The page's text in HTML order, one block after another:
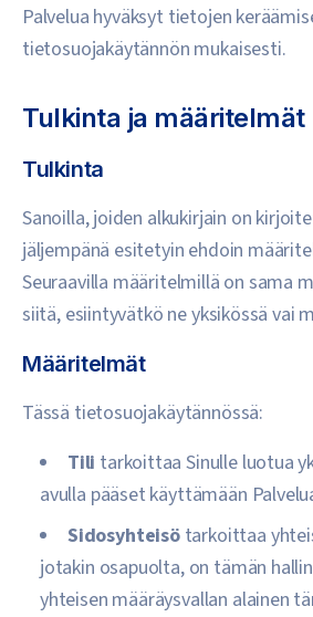
Palvelua hyväksyt tietojen
tietosuojakäytännön mukaisesti.
Tulkinta ja määritelmät
Tulkinta
Sanoilla, joiden alkukirjain on
jäljempänä esitetyin ehdoin
Seuraavilla määritelmillä on sama
siitä, esiintyvätkö ne yksikössä vai
Määritelmät
Tässä tietosuojakäytännössä:
Tili tarkoittaa Sinulle luotua
avulla pääset käyttämään
Sidosyhteisötarkoittaa
jotakin osapuolta, on tämän
yhteisen määräysvallan alainen